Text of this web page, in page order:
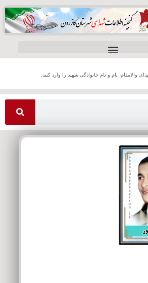
والامقام، نام و نام خانوادگی شهید را وارد کنید.